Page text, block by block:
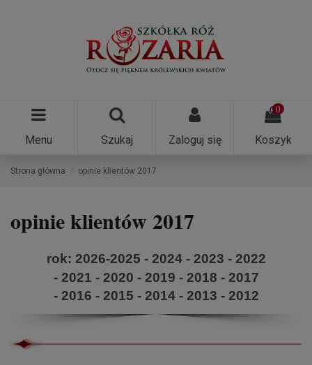
Menu Szukaj Zaloguj się
0
Koszyk
Strona główna opinie klientów 2017
opinie klientów 2017
rok: 2026-2025 - 2024- 2023 - 2022
- 2021 - 2020 - 2019 - 2018 - 2017
- 2016 - 2015 - 2014- 2013 - 2012